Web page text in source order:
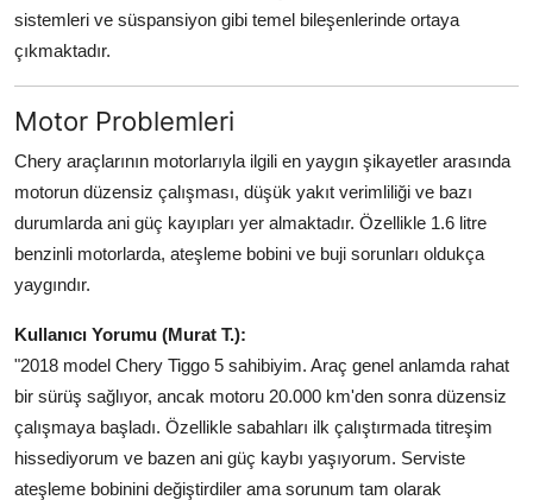
Dizel Sistemler
sistemleri ve süspansiyon gibi temel bileşenlerinde ortaya
çıkmaktadır.
Motor Problemleri
Chery araçlarının motorlarıyla ilgili en yaygın şikayetler arasında
motorun düzensiz çalışması, düşük yakıt verimliliği ve bazı
durumlarda ani güç kayıpları yer almaktadır. Özellikle 1.6 litre
benzinli motorlarda, ateşleme bobini ve buji sorunları oldukça
yaygındır.
Kullanıcı Yorumu (Murat T.):
"2018 model Chery Tiggo 5 sahibiyim. Araç genel anlamda rahat
bir sürüş sağlıyor, ancak motoru 20.000 km'den sonra düzensiz
çalışmaya başladı. Özellikle sabahları ilk çalıştırmada titreşim
hissediyorum ve bazen ani güç kaybı yaşıyorum. Serviste
ateşleme bobinini değiştirdiler ama sorunum tam olarak